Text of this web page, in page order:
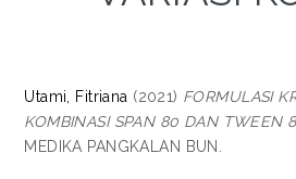
Utami, Fitriana (2021) FORMULASI
KOMBINASI SPAN 80 DAN TWEEN
MEDIKA PANGKALAN BUN.